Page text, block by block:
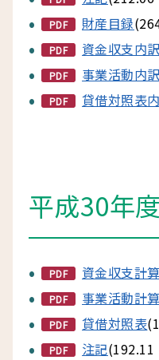
PDF 財産目録
PDF 資金収支内
PDF 事業活動内
PDF 貸借対照表
平成30年度
PDF 資金収支計
PDF 事業活動計
PDF 貸借対照表
PDF 注記(192.11